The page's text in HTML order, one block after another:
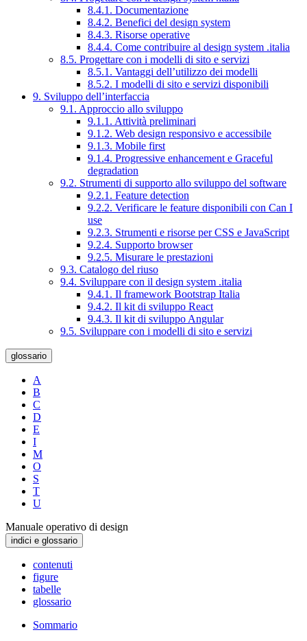
8.4.1. Documentazione
8.4.2. Benefici del design system
8.4.3. Risorse operative
8.4.4. Come contribuire al design system .italia
8.5. Progettare con i modelli di sito e servizi
8.5.1. Vantaggi dell’utilizzo dei modelli
8.5.2. I modelli di sito e servizi disponibili
9. Sviluppo dell’interfaccia
9.1. Approccio allo sviluppo
9.1.1. Attività preliminari
9.1.2. Web design responsivo e accessibile
9.1.3. Mobile first
9.1.4. Progressive enhancement e Graceful
degradation
9.2. Strumenti di supporto allo sviluppo del software
9.2.1. Feature detection
9.2.2. Verificare le feature disponibili con Can I
use
9.2.3. Strumenti e risorse per CSS e JavaScript
9.2.4. Supporto browser
9.2.5. Misurare le prestazioni
9.3. Catalogo del riuso
9.4. Sviluppare con il design system .italia
9.4.1. Il framework Bootstrap Italia
9.4.2. Il kit di sviluppo React
9.4.3. Il kit di sviluppo Angular
9.5. Sviluppare con i modelli di sito e servizi
glossario
A
B
C
D
E
I
M
O
S
T
U
Manuale operativo di design
indici e glossario
contenuti
figure
tabelle
glossario
Sommario